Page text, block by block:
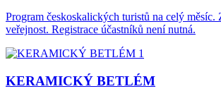
Program českoskalických turistů na celý měsíc.
veřejnost. Registrace účastníků není nutná.
KERAMICKÝ BETLÉM